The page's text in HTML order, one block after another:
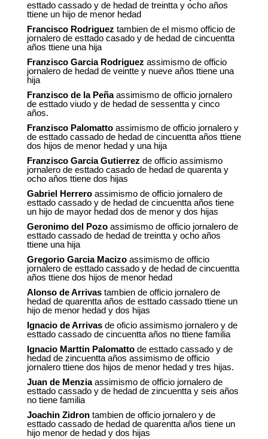
esttado cassado y de hedad de treintta y ocho años
ttiene un hijo de menor hedad
Francisco Rodriguez tambien de el mismo officio de
jornalero de esttado casado y de hedad de cincuentta
años ttiene una hija
Franzisco Garcia Rodriguez assimismo de officio
jornalero de hedad de veintte y nueve años ttiene una
hija
Franzisco de la Peña assimismo de officio jornalero
de esttado viudo y de hedad de sessentta y cinco
años.
Franzisco Palomatto assimismo de officio jornalero y
de esttado cassado de hedad de cincuentta años ttiene
dos hijos de menor hedad y una hija
Franzisco Garcia Gutierrez de officio assimismo
jornalero de esttado casado de hedad de quarenta y
ocho años ttiene dos hijas
Gabriel Herrero assimismo de officio jornalero de
esttado cassado y de hedad de cincuentta años tiene
un hijo de mayor hedad dos de menor y dos hijas
Geronimo del Pozo assimismo de officio jornalero de
esttado cassado de hedad de treintta y ocho años
ttiene una hija
Gregorio Garcia Macizo assimismo de officio
jornalero de esttado cassado y de hedad de cincuentta
años ttiene dos hijos de menor hedad
Alonso de Arrivas tambien de officio jornalero de
hedad de quarentta años de esttado cassado ttiene un
hijo de menor hedad y dos hijas
Ignacio de Arrivas de oficio assimismo jornalero y de
esttado cassado de cincuentta años no ttiene familia
Ignacio Marttin Palomatto de esttado cassado y de
hedad de zincuentta años assimismo de officio
jornalero ttiene dos hijos de menor hedad y tres hijas.
Juan de Menzia assimismo de officio jornalero de
esttado cassado y de hedad de zincuentta y seis años
no tiene familia
Joachin Zidron tambien de officio jornalero y de
esttado cassado de hedad de quarentta años tiene un
hijo menor de hedad y dos hijas